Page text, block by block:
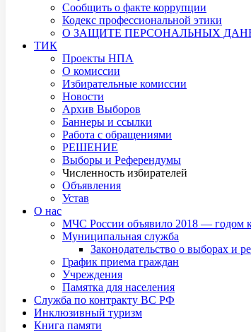
Сообщить о факте коррупции
Кодекс профессиональной этики
О ЗАЩИТЕ ПЕРСОНАЛЬНЫХ
ТИК
Проекты НПА
О комиссии
Избирательные комиссии
Новости
Архив Выборов
Баннеры и ссылки
Работа с обращениями
РЕШЕНИЕ
Выборы и Референдумы
Численность избирателей
Объявления
Устав
О нас
МЧС России объявило 2018 — годом
Муниципальная служба
Законодательство о выборах и
График приема граждан
Учреждения
Памятка для населения
Служба по контракту ВС РФ
Инклюзивный туризм
Книга памяти